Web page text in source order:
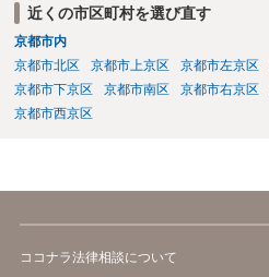
近くの市区町村を選び直す
京都市内
京都市北区
京都市上京区 京都市左京区
京都市下京区
京都市南区 京都市右京区
京都市西京区
ココナラ法律相談について